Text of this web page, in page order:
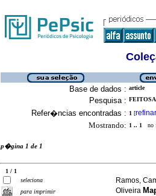
Base de dados : article
Pesquisa :
Refer�ncias encontradas : 1 [refinar
Mostrando: 1 .. 1 no
p�gina 1 de 1
1 / 1
seleciona
para imprimir
Ramos,
Oliveira